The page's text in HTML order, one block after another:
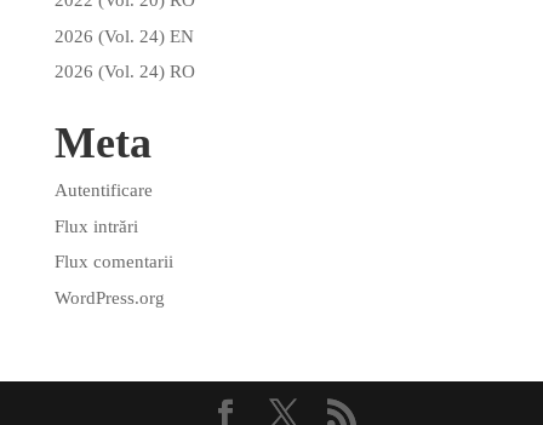
2026 (Vol. 24) EN
2026 (Vol. 24) RO
Meta
Autentificare
Flux intrări
Flux comentarii
WordPress.org